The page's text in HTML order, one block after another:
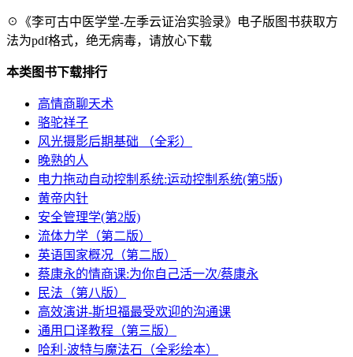
☉《李可古中医学堂-左季云证治实验录》电子版图书获取方
法为pdf格式，绝无病毒，请放心下载
本类图书下载排行
高情商聊天术
骆驼祥子
风光摄影后期基础 （全彩）
晚熟的人
电力拖动自动控制系统:运动控制系统(第5版)
黄帝内针
安全管理学(第2版)
流体力学（第二版）
英语国家概况（第二版）
蔡康永的情商课:为你自己活一次/蔡康永
民法（第八版）
高效演讲-斯坦福最受欢迎的沟通课
通用口译教程（第三版）
哈利·波特与魔法石（全彩绘本）